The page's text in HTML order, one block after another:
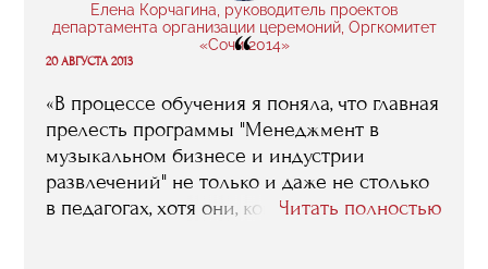
Елена Корчагина, руководитель проектов
департамента организации церемоний, Оргкомитет
«Сочи 2014»
“
20 АВГУСТА 2013
«В процессе обучения я поняла, что главная
прелесть программы "Менеджмент в
музыкальном бизнесе и индустрии
развлечений" не только и даже не столько
в педагогах, хотя они, конечно, все люди
Читать полностью